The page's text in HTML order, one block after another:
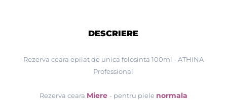
DESCRIERE
Rezerva ceara epilat de unica folosinta 100ml - ATHINA
Professional
Rezerva ceara Miere - pentru piele normala